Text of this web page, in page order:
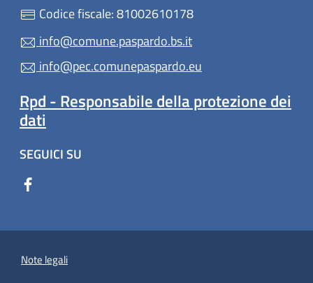
Codice fiscale: 81002610178
info@comune.paspardo.bs.it
info@pec.comunepaspardo.eu
Rpd - Responsabile della protezione dei
dati
SEGUICI SU
Note legali